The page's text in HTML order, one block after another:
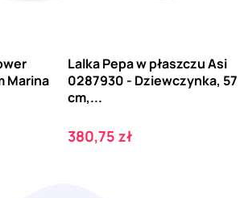
Marina
Lalka Pepa w płaszczu Asi
0287930 - Dziewczynka, 57
cm,...
Cena
380,75 zł